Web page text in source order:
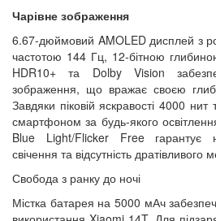
Чарівне зображення
6.67-дюймовий AMOLED дисплей з
частотою 144 Гц, 12-бітною
HDR10+ та Dolby Vision
зображення, що вражає своєю
Завдяки піковій яскравості 4000
смартфоном за будь-якого
Blue Light/Flicker Free гарантує
свічення та відсутність дратівливого
Свобода з ранку до ночі
Містка батарея на 5000 мАч